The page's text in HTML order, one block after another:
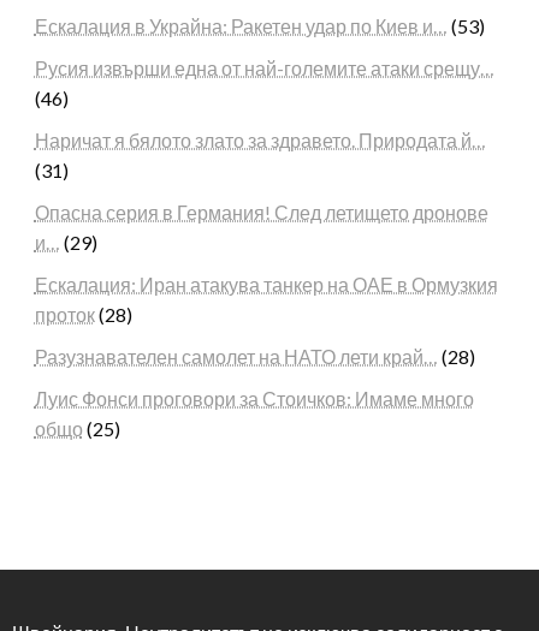
Ескалация в Украйна: Ракетен удар по Киев и…
(53)
Русия извърши една от най-големите атаки срещу…
(46)
Наричат я бялото злато за здравето. Природата й…
(31)
Опасна серия в Германия! След летището дронове
и…
(29)
Ескалация: Иран атакува танкер на ОАЕ в Ормузкия
проток(28)
Разузнавателен самолет на НАТО лети край…
(28)
Луис Фонси проговори за Стоичков: Имаме много
общо (25)